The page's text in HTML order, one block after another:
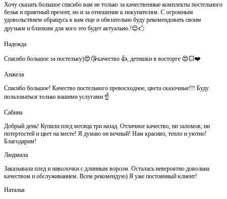
Хочу сказать большое спасибо вам не только за качественные комплекты постельного
белья и приятный презент, но и за отношение к покупателям. С огромным
удовольствием обращусь к вам еще и обязательно буду рекомендовать своим
друзьям и близким для кого это будет актуально.!😊🖒
Надежда
Спасибо большое за постельку)😍😘качество 👍, детишки в восторге 😍💥❤️
Анжела
Спасибо большое! Качество постельного превосходное, цвета сказочные!!! Буду
пользоваться только вашими услугами ☝️
Сабина
Добрый день! Купили плед месяца три назад. Отличное качество, ни заломов, ни
потертостей и цвет на месте! Я думаю он вечный! Нам красиво, тепло и уютно!
Благодарим!
Людмила
Заказывала плед и наволочки с длинным ворсом. Осталась невероятно довольна
качеством и обслуживанием. Всем рекомендую) Я уже постоянный клиент!
Наталья